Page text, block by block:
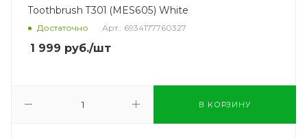
Toothbrush T301 (MES605) White
Достаточно Арт.: 6934177760327
1 999 руб./шт
В КОРЗИНУ